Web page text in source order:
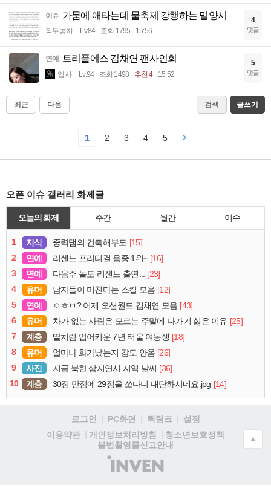
이슈 가뭄에 애타는데 물축제 강행하는 밀양시
작두콩차 Lv.84 조회 1795 15:56
4
댓글
연예 트리플에스 김채연 팬사인회
입사 Lv.94 조회 1498 추천 4 15:52
5
댓글
최근 다음 검색 글쓰기
1 2 3 4 5
오픈 이슈 갤러리 화제글
오늘의 화제 주간 월간 이슈
1 지식 중력댐의 건축해부도 [15]
2
연예 리센느 프리티걸 음중 1위~ [16]
3
연예 다음주 놀토 리센느 출연... [23]
4
유머 남자들이 미친다는 스킬 모음 [12]
5
연예 ㅇㅎㅂ? 어제 오션월드 김채연 모음 [43]
6
유머 차가 없는 사람은 모르는 주말에 나가기 싫은 이유 [25]
7
계층 딸처럼 업어키운 7년 터울 여동생 [18]
8
유머 얼마나 화가났는지 감도 안옴 [26]
9
사진 지금 북한 삼지연시 지역 날씨 [36]
10
계층 30점 만점에 29점을 쏘다니 대단하시네요.jpg [14]
로그인 PC화면 퀵링크
설정
이용약관
개인정보처리방침
청소년보호정책
불법촬영물신고안내
(주)
인
▲